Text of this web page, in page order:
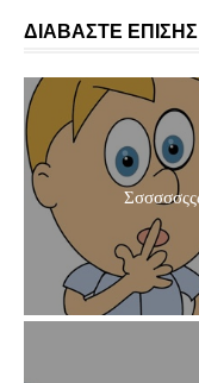
ΔΙΑΒΑΣΤΕ ΕΠΙΣΗΣ